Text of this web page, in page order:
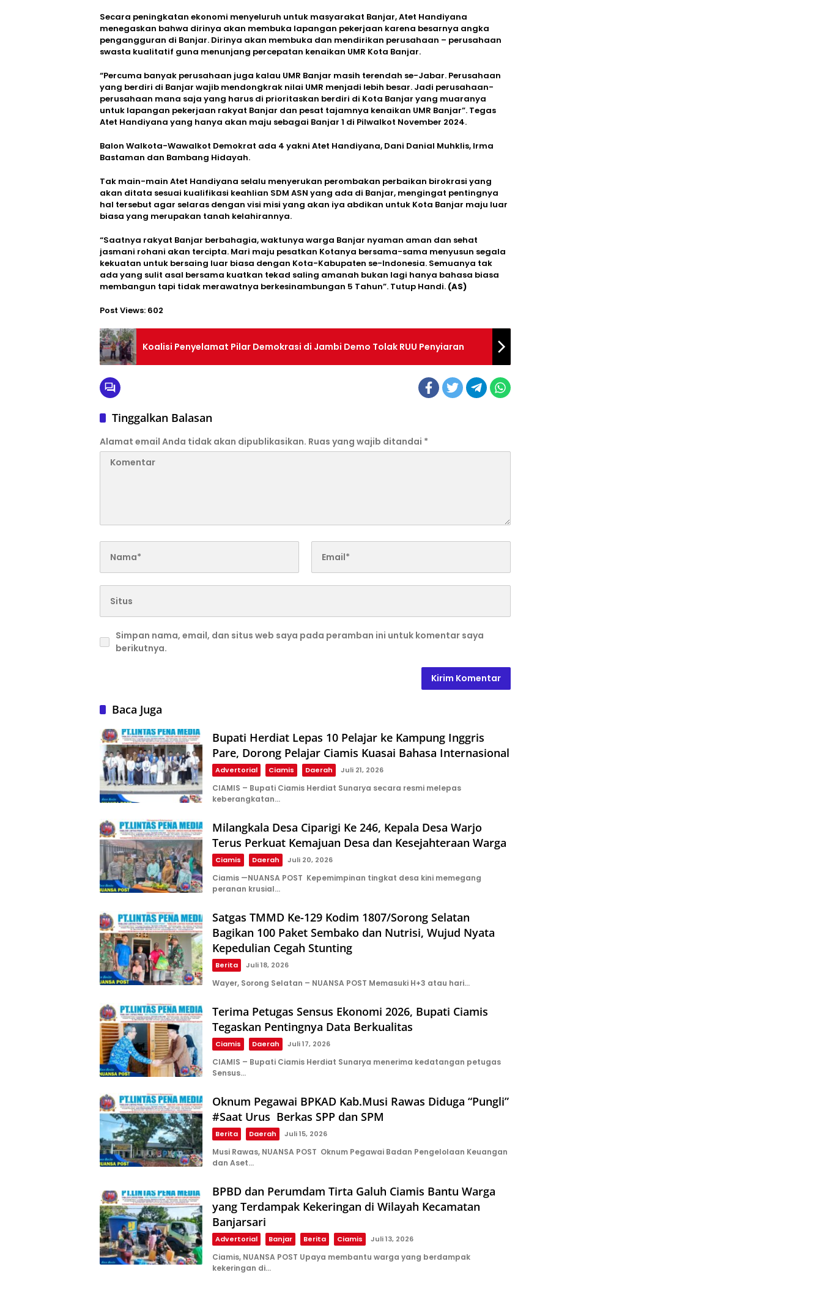
Secara peningkatan ekonomi menyeluruh untuk masyarakat Banjar, Atet Handiyana
menegaskan bahwa dirinya akan membuka lapangan pekerjaan karena besarnya angka
pengangguran di Banjar. Dirinya akan membuka dan mendirikan perusahaan – perusahaan
swasta kualitatif guna menunjang percepatan kenaikan UMR Kota Banjar.
“Percuma banyak perusahaan juga kalau UMR Banjar masih terendah se-Jabar. Perusahaan
yang berdiri di Banjar wajib mendongkrak nilai UMR menjadi lebih besar. Jadi perusahaan-
perusahaan mana saja yang harus di prioritaskan berdiri di Kota Banjar yang muaranya
untuk lapangan pekerjaan rakyat Banjar dan pesat tajamnya kenaikan UMR Banjar”. Tegas
Atet Handiyana yang hanya akan maju sebagai Banjar 1 di Pilwalkot November 2024.
Balon Walkota-Wawalkot Demokrat ada 4 yakni Atet Handiyana, Dani Danial Muhklis, Irma
Bastaman dan Bambang Hidayah.
Tak main-main Atet Handiyana selalu menyerukan perombakan perbaikan birokrasi yang
akan ditata sesuai kualifikasi keahlian SDM ASN yang ada di Banjar, mengingat pentingnya
hal tersebut agar selaras dengan visi misi yang akan iya abdikan untuk Kota Banjar maju luar
biasa yang merupakan tanah kelahirannya.
“Saatnya rakyat Banjar berbahagia, waktunya warga Banjar nyaman aman dan sehat
jasmani rohani akan tercipta. Mari maju pesatkan Kotanya bersama-sama menyusun segala
kekuatan untuk bersaing luar biasa dengan Kota-Kabupaten se-Indonesia. Semuanya tak
ada yang sulit asal bersama kuatkan tekad saling amanah bukan lagi hanya bahasa biasa
membangun tapi tidak merawatnya berkesinambungan 5 Tahun”. Tutup Handi. (AS)
Post Views: 602
Koalisi Penyelamat Pilar Demokrasi di Jambi Demo Tolak RUU Penyiaran
Tinggalkan Balasan
Alamat email Anda tidak akan dipublikasikan. Ruas yang wajib ditandai *
Simpan nama, email, dan situs web saya pada peramban ini untuk komentar saya
berikutnya.
Baca Juga
Bupati Herdiat Lepas 10 Pelajar ke Kampung Inggris
Pare, Dorong Pelajar Ciamis Kuasai Bahasa Internasional
Advertorial Ciamis Daerah Juli 21, 2026
CIAMIS – Bupati Ciamis Herdiat Sunarya secara resmi melepas
keberangkatan…
Milangkala Desa Ciparigi Ke 246, Kepala Desa Warjo
Terus Perkuat Kemajuan Desa dan Kesejahteraan Warga
Ciamis Daerah Juli 20, 2026
Ciamis —NUANSA POST Kepemimpinan tingkat desa kini memegang
peranan krusial…
Satgas TMMD Ke-129 Kodim 1807/Sorong Selatan
Bagikan 100 Paket Sembako dan Nutrisi, Wujud Nyata
Kepedulian Cegah Stunting
Berita Juli 18, 2026
Wayer, Sorong Selatan – NUANSA POST Memasuki H+3 atau hari…
Terima Petugas Sensus Ekonomi 2026, Bupati Ciamis
Tegaskan Pentingnya Data Berkualitas
Ciamis Daerah Juli 17, 2026
CIAMIS – Bupati Ciamis Herdiat Sunarya menerima kedatangan petugas
Sensus…
Oknum Pegawai BPKAD Kab.Musi Rawas Diduga “Pungli”
#Saat Urus Berkas SPP dan SPM
Berita Daerah Juli 15, 2026
Musi Rawas, NUANSA POST Oknum Pegawai Badan Pengelolaan Keuangan
dan Aset…
BPBD dan Perumdam Tirta Galuh Ciamis Bantu Warga
yang Terdampak Kekeringan di Wilayah Kecamatan
Banjarsari
Advertorial Banjar Berita Ciamis Juli 13, 2026
Ciamis, NUANSA POST Upaya membantu warga yang berdampak
kekeringan di…